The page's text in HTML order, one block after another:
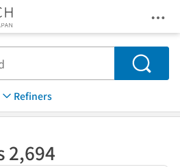
Search
Refiners
2,694